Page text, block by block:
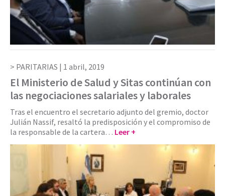
PARITARIAS | 1 abril, 2019
El Ministerio de Salud y Sitas continúan con
las negociaciones salariales y laborales
Tras el encuentro el secretario adjunto del gremio, doctor
Julián Nassif, resaltó la predisposición y el compromiso de
la responsable de la cartera… Leer +